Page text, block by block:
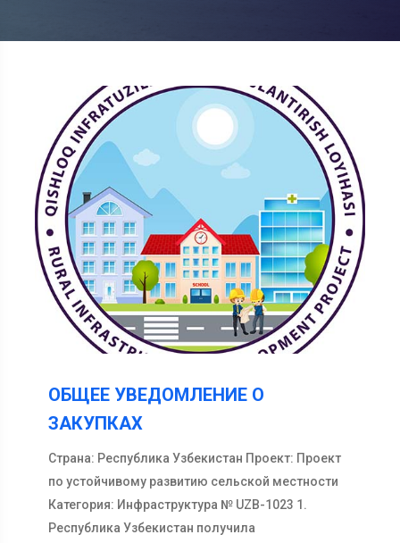
ОБЩЕЕ УВЕДОМЛЕНИЕ О
ЗАКУПКАХ
Страна: Республика Узбекистан Проект: Проект
по устойчивому развитию сельской местности
Категория: Инфраструктура № UZB-1023 1.
Республика Узбекистан получила